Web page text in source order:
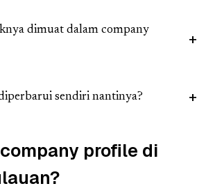
dimuat dalam company
sendiri nantinya?
profile di